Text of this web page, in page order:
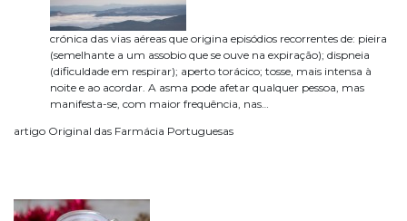
crónica das vias aéreas que origina episódios recorrentes de: pieira
(semelhante a um assobio que se ouve na expiração); dispneia
(dificuldade em respirar); aperto torácico; tosse, mais intensa à
noite e ao acordar. A asma pode afetar qualquer pessoa, mas
manifesta-se, com maior frequência, nas…
artigo Original das Farmácia Portuguesas